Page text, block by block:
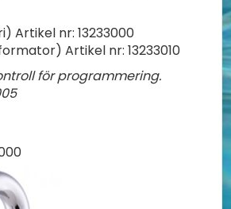
Artikel nr: 13233000
Artikel nr: 13233010
för programmering.